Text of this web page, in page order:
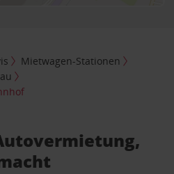
Mietwagen-Stationen